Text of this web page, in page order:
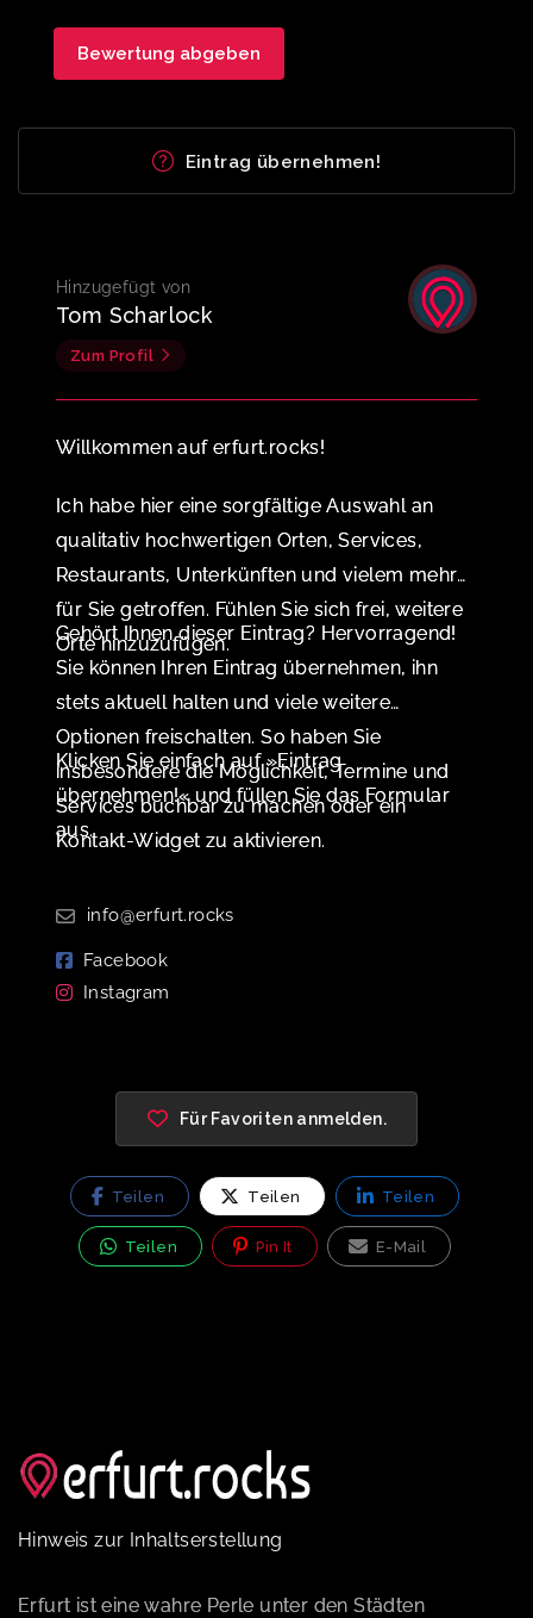
Eintrag übernehmen!
Hinzugefügt von
Tom Scharlock
Zum Profil
Willkommen auf erfurt.rocks!
Ich habe hier eine sorgfältige Auswahl an
qualitativ hochwertigen Orten, Services,
Restaurants, Unterkünften und vielem mehr
für Sie getroffen. Fühlen Sie sich frei, weitere
Orte hinzuzufügen.
Gehört Ihnen dieser Eintrag? Hervorragend!
Sie können Ihren Eintrag übernehmen, ihn
stets aktuell halten und viele weitere
Optionen freischalten. So haben Sie
insbesondere die Möglichkeit, Termine und
Services buchbar zu machen oder ein
Kontakt-Widget zu aktivieren.
Klicken Sie einfach auf »Eintrag
übernehmen!« und füllen Sie das Formular
aus.
info@erfurt.rocks
Facebook
Instagram
Für Favoriten anmelden.
Teilen Teilen Teilen
Teilen Pin It E-Mail
Hinweis zur Inhaltserstellung
Erfurt ist eine wahre Perle unter den Städten